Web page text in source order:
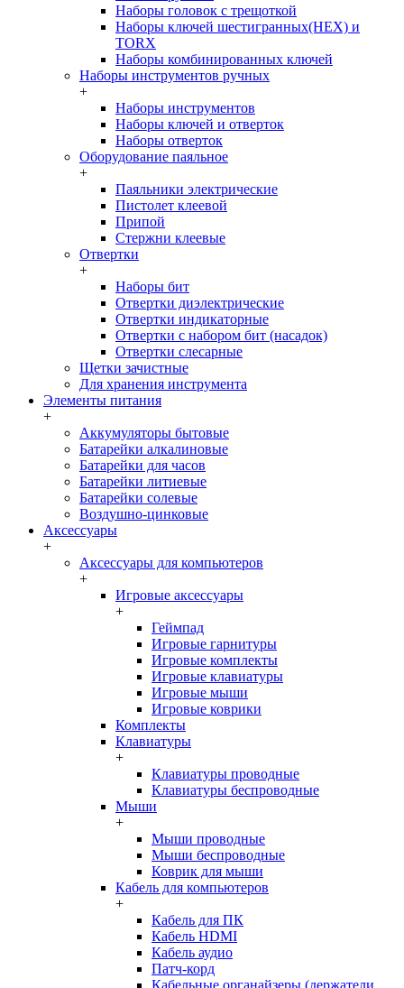
Наборы головок c трещоткой
Наборы ключей шестигранных(HEX) и
TORX
Наборы комбинированных ключей
Наборы инструментов ручных
+
Наборы инструментов
Наборы ключей и отверток
Наборы отверток
Оборудование паяльное
+
Паяльники электрические
Пистолет клеевой
Припой
Стержни клеевые
Отвертки
+
Наборы бит
Отвертки диэлектрические
Отвертки индикаторные
Отвертки с набором бит (насадок)
Отвертки слесарные
Щетки зачистные
Для хранения инструмента
Элементы питания
+
Аккумуляторы бытовые
Батарейки алкалиновые
Батарейки для часов
Батарейки литиевые
Батарейки солевые
Воздушно-цинковые
Аксессуары
+
Аксессуары для компьютеров
+
Игровые аксессуары
+
Геймпад
Игровые гарнитуры
Игровые комплекты
Игровые клавиатуры
Игровые мыши
Игровые коврики
Комплекты
Клавиатуры
+
Клавиатуры проводные
Клавиатуры беспроводные
Мыши
+
Мыши проводные
Мыши беспроводные
Коврик для мыши
Кабель для компьютеров
+
Кабель для ПК
Кабель HDMI
Кабель аудио
Патч-корд
Кабельные органайзеры (держатели